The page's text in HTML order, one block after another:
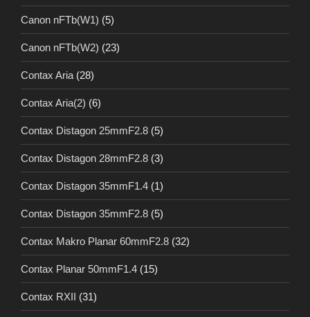
Canon nFTb(W1) (5)
Canon nFTb(W2) (23)
Contax Aria (28)
Contax Aria(2) (6)
Contax Distagon 25mmF2.8 (5)
Contax Distagon 28mmF2.8 (3)
Contax Distagon 35mmF1.4 (1)
Contax Distagon 35mmF2.8 (5)
Contax Makro Planar 60mmF2.8 (32)
Contax Planar 50mmF1.4 (15)
Contax RXII (31)